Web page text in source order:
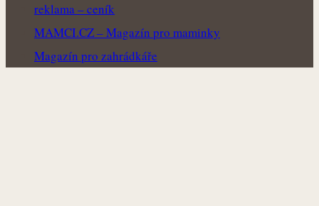
reklama – ceník
MAMCI.CZ – Magazín pro maminky
Magazín pro zahrádkáře